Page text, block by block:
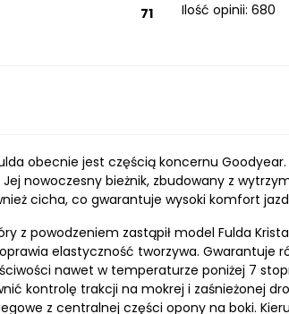
71 Ilość opinii: 680
obecnie jest częścią koncernu
nowoczesny bieżnik, zbudowany z
cicha, co gwarantuje wysoki komfort
z powodzeniem zastąpił model Fulda
elastyczność tworzywa. Gwarantuje
nawet w temperaturze poniżej 7
kontrolę trakcji na mokrej i zaśnieżonej
z centralnej części opony na boki.